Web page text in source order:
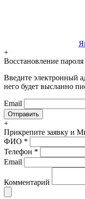
+
Восстановление пароля
Введите электронный
него будет высланно
Email
+
Прикрепите заявку и
ФИО *
Телефон *
Email
Комментарий